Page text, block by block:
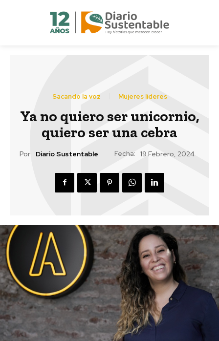
Sacando la voz Mujeres líderes
Ya no quiero ser unicornio,
quiero ser una cebra
Por: Diario Sustentable Fecha: 19 Febrero, 2024